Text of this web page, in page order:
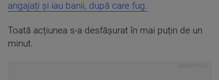
angajați și iau banii, după care fug.
Toată acțiunea s-a desfășurat în mai puțin de un
minut.